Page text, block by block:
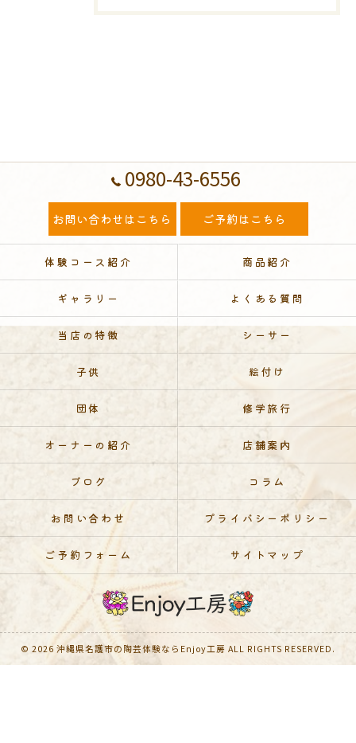
0980-43-6556
お問い合わせはこちら ご予約はこちら
体験コース紹介 商品紹介
ギャラリー よくある質問
当店の特徴 シーサー
子供 絵付け
団体 修学旅行
オーナーの紹介 店舗案内
ブログ コラム
お問い合わせ プライバシーポリシー
ご予約フォーム サイトマップ
© 2026 沖縄県名護市の陶芸体験ならEnjoy工房 ALL RIGHTS RESERVED.